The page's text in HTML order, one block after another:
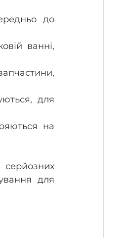
до
ванні,
для
на
для